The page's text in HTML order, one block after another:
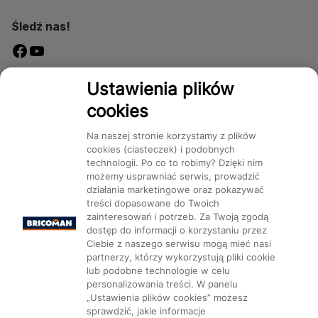
Prawidłowy montaż skrzynki gazowej ma kluczowe
znaczenie dla zachowania bezpieczeństwa i
prawidłowego funkcjonowania całej instalacji gazowej.
Montaż powinien być wykonywany zgodnie z
aktualnymi normami technicznymi oraz przepisami
prawa, najlepiej przez certyfikowanych specjalistów z
zakresu instalacji gazowych. W trakcie instalacji należy
zwrócić szczególną uwagę na:
stabilne i trwałe mocowanie skrzynki,
zapewniające odporność na drgania i uszkodzenia
mechaniczne,
skuteczną szczelność oraz izolację
przeciwwilgociową, eliminującą ryzyko korozji i
przedostawania się wody do wnętrza skrzynki,
zapewnienie łatwego i szybkiego dostępu do
zaworów oraz liczników gazu, co jest istotne
zarówno podczas codziennej eksploatacji, jak i w
sytuacjach awaryjnych.
Śledź nas!
Dostępność
Kategorie Produkty Marki CMS
Ustawienia plików cookie
Ustawienia plików
cookies
Na naszej stronie korzystamy z plików
cookies (ciasteczek) i podobnych
technologii. Po co to robimy? Dzięki nim
możemy usprawniać serwis, prowadzić
działania marketingowe oraz pokazywać
treści dopasowane do Twoich
zainteresowań i potrzeb. Za Twoją zgodą
dostęp do informacji o korzystaniu przez
Ciebie z naszego serwisu mogą mieć nasi
partnerzy, którzy wykorzystują pliki cookie
lub podobne technologie w celu
personalizowania treści. W panelu
„Ustawienia plików cookies” możesz
sprawdzić, jakie informacje